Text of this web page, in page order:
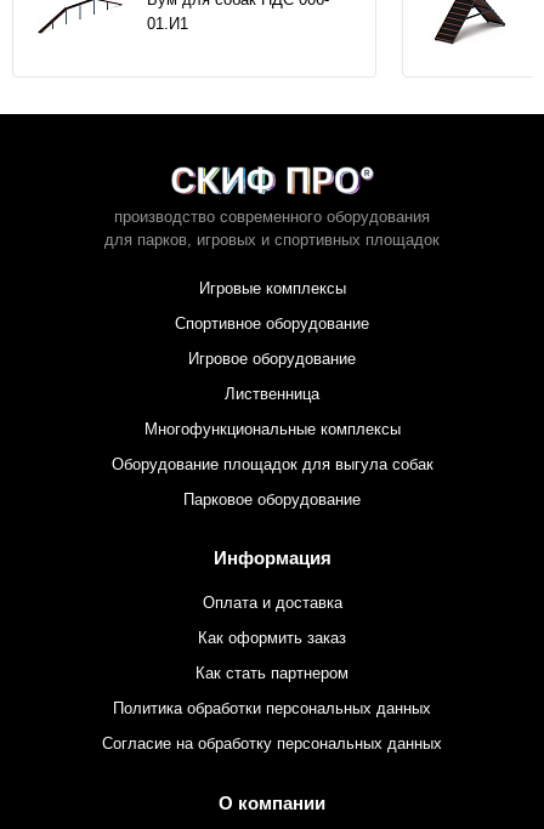
01.И1
производство современного оборудования
для парков, игровых и спортивных площадок
Игровые комплексы
Спортивное оборудование
Игровое оборудование
Лиственница
Многофункциональные комплексы
Оборудование площадок для выгула собак
Парковое оборудование
Информация
Оплата и доставка
Как оформить заказ
Как стать партнером
Политика обработки персональных данных
Согласие на обработку персональных данных
О компании